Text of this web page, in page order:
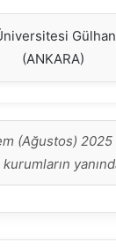
(ANKARA)
(Ağustos) 2025